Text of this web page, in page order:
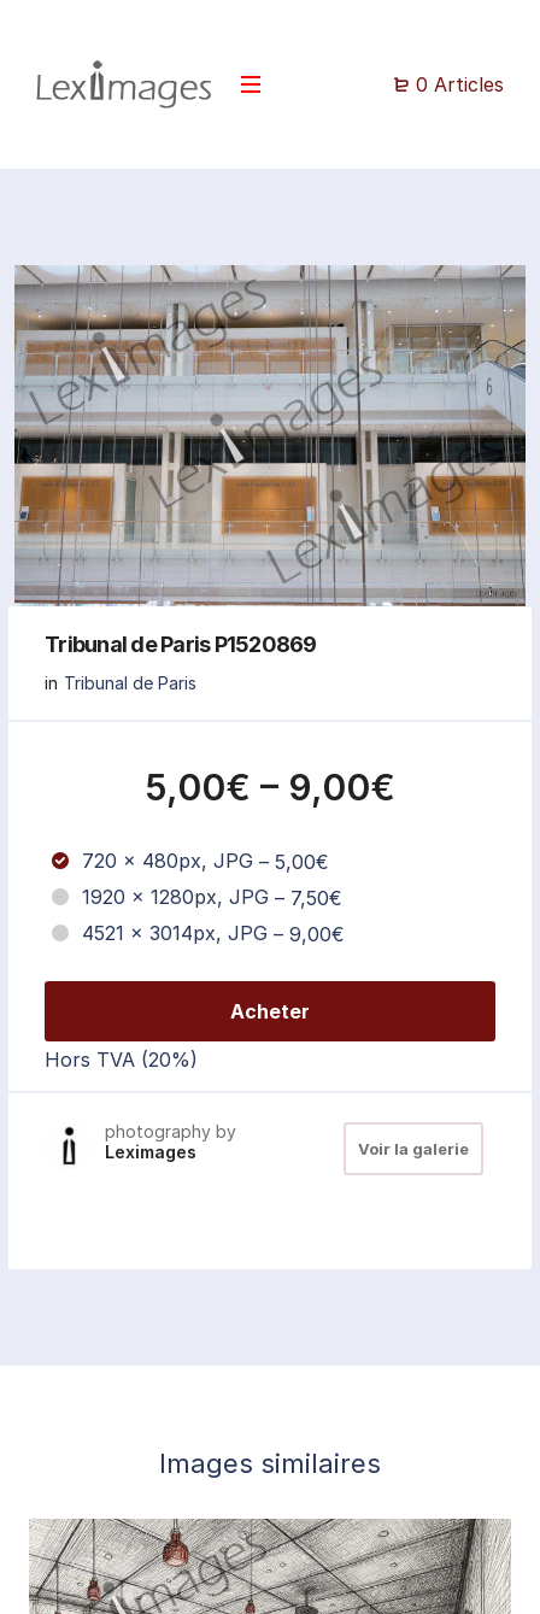
0 Articles
Tribunal de Paris P1520869
in Tribunal de Paris
5,00€ – 9,00€
720 x 480px, JPG – 5,00€
1920 x 1280px, JPG – 7,50€
4521 x 3014px, JPG – 9,00€
Acheter
Hors TVA (20%)
photography by
Leximages
Voir la galerie
Images similaires